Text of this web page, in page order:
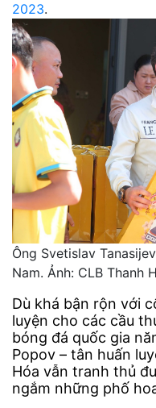
2023.
Ông Svetislav
Nam. Ảnh: CLB Thanh
Dù khá bận rộn với
luyện cho các cầu
bóng đá quốc gia
Popov – tân huấn
Hóa vẫn tranh thủ
ngắm những phố